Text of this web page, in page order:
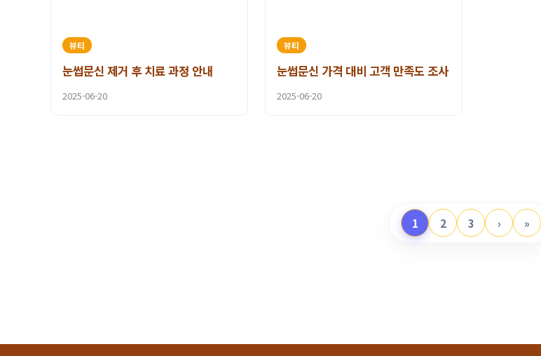
뷰티
눈썹문신 제거 후 치료 과정 안내
2025-06-20
뷰티
눈썹문신 가격 대비 고객 만족도 조사
2025-06-20
1 2 3 › »